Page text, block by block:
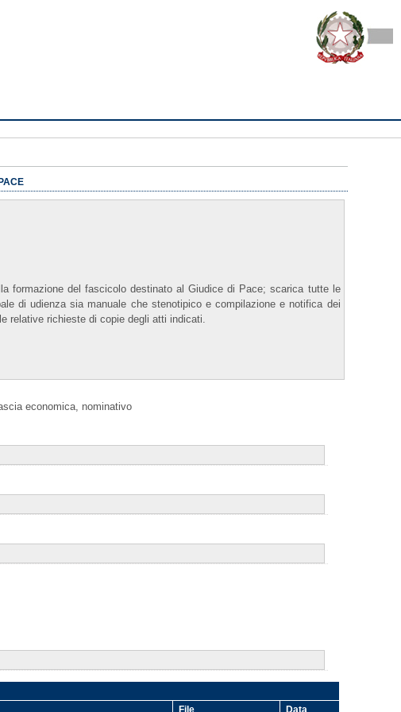
formazione del fascicolo destinato al Giudice di Pace; scarica tutte le
di udienza sia manuale che stenotipico e compilazione e notifica dei
relative richieste di copie degli atti indicati.
economica, nominativo
File Data